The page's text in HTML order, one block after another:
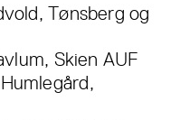
Tønsberg og
Skien AUF